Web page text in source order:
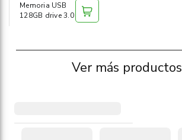
Memoria USB
128GB drive 3.0
Ver más productos